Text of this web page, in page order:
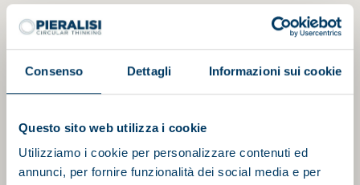
Consenso Dettagli Informazioni sui cookie
Questo sito web utilizza i cookie
Utilizziamo i cookie per personalizzare contenuti ed
annunci, per fornire funzionalità dei social media e per